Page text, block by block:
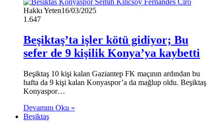
Hakkı Yeten16/03/2025
1.647
Beşiktaş’ta işler kötü gidiyor; Bu
sefer de 9 kişilik Konya’ya kaybetti
Beşiktaş 10 kişi kalan Gaziantep FK maçının ardından bu
hafta da 9 kişi kalan Konyaspor’a da mağlup oldu. Beşiktaş
Konyaspor…
Devamını Oku »
Beşiktaş